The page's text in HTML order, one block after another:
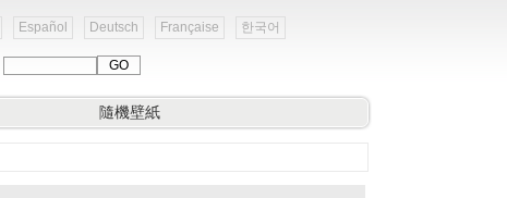
Español Deutsch Française 한국어
隨機壁紙